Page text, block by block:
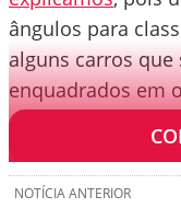
ângulos para
alguns carros que
enquadrados em
que chamaram
NOTÍCIA ANTERIOR